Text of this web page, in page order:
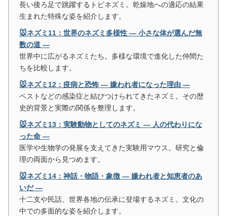
長い後ろ足で跳躍するトビネズミ。乾燥地への適応の結果
生まれた特殊な姿を紹介します。
🐭ネズミ11：世界のネズミ多様性 ― 小さな体が選んだ無
数の道 ―
世界中に広がるネズミたち。多様な環境で進化した仲間た
ちを比較します。
🐭ネズミ12：疫病と恐怖 ― 嫌われ者になった理由 ―
ペストなどの感染症と結びつけられてきたネズミ。その歴
史的背景と実際の関係を整理します。
🐭ネズミ13：実験動物としてのネズミ ― 人の代わりにな
った命 ―
医学や生物学の発展を支えてきた実験用マウス。研究と倫
理の両面から見つめます。
🐭ネズミ14：神話・物語・象徴 ― 嫌われ者と知恵者のあ
いだ ―
十二支や民話、世界各地の伝承に登場するネズミ。文化の
中での多面的な姿を紹介します。